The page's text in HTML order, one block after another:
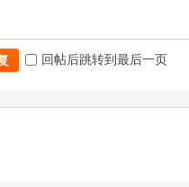
回帖后跳转到最后一页